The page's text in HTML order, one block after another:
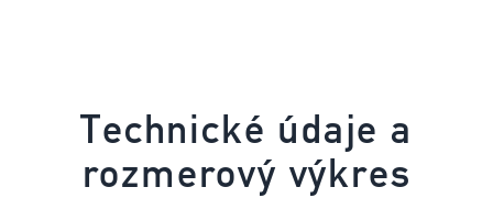
Technické údaje a
rozmerový výkres